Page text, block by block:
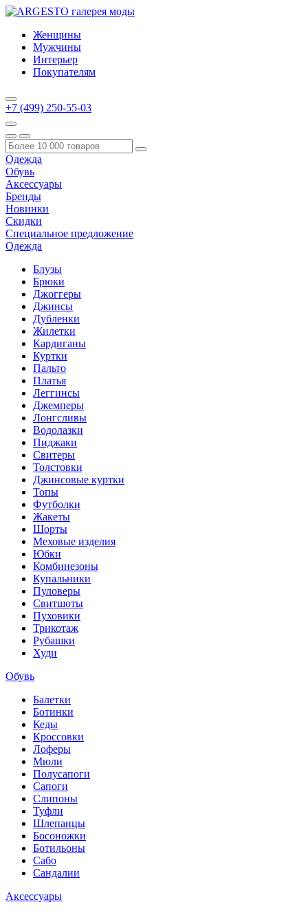
Женщины
Мужчины
Интерьер
Покупателям
+7 (499) 250-55-03
Одежда
Обувь
Аксессуары
Бренды
Новинки
Скидки
Специальное предложение
Одежда
Блузы
Брюки
Джоггеры
Джинсы
Дубленки
Жилетки
Кардиганы
Куртки
Пальто
Платья
Леггинсы
Джемперы
Лонгсливы
Водолазки
Пиджаки
Свитеры
Толстовки
Джинсовые куртки
Топы
Футболки
Жакеты
Шорты
Меховые изделия
Юбки
Комбинезоны
Купальники
Пуловеры
Свитшоты
Пуховики
Трикотаж
Рубашки
Худи
Обувь
Балетки
Ботинки
Кеды
Кроссовки
Лоферы
Мюли
Полусапоги
Сапоги
Слипоны
Туфли
Шлепанцы
Босоножки
Ботильоны
Сабо
Сандалии
Аксессуары